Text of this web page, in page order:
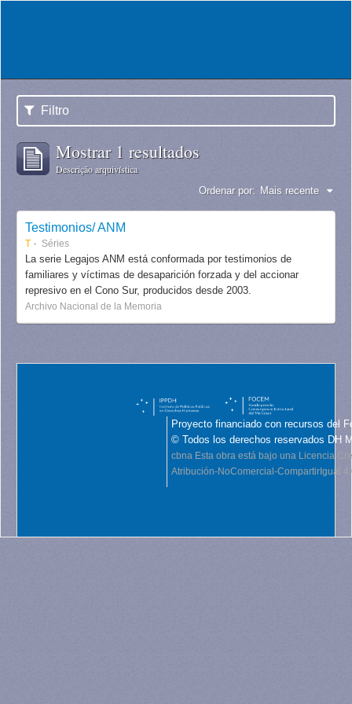
Filtro
Mostrar 1 resultados
Descrição arquivística
Ordenar por: Mais recente
Testimonios/ ANM
T Séries
La serie Legajos ANM está conformada por testimonios de
familiares y víctimas de desaparición forzada y del accionar
represivo en el Cono Sur, producidos desde 2003.
Archivo Nacional de la Memoria
Proyecto financiado con recursos del
© Todos los derechos reservados DH
cbna Esta obra está bajo una Licencia
Atribución-NoComercial-CompartirIgual